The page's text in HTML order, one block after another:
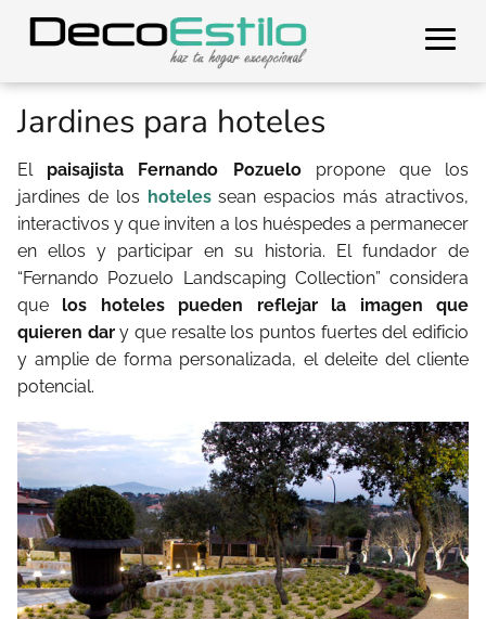
Jardines para hoteles
El paisajista Fernando Pozuelopropone que los
jardines de los hotelessean espacios más atractivos,
interactivos y que inviten a los huéspedes a permanecer
en ellos y participar en su historia. El fundador de
“Fernando Pozuelo Landscaping Collection” considera
que los hoteles pueden reflejar la imagen que
quieren dary que resalte los puntos fuertes del edificio
y amplie de forma personalizada, el deleite del cliente
potencial.